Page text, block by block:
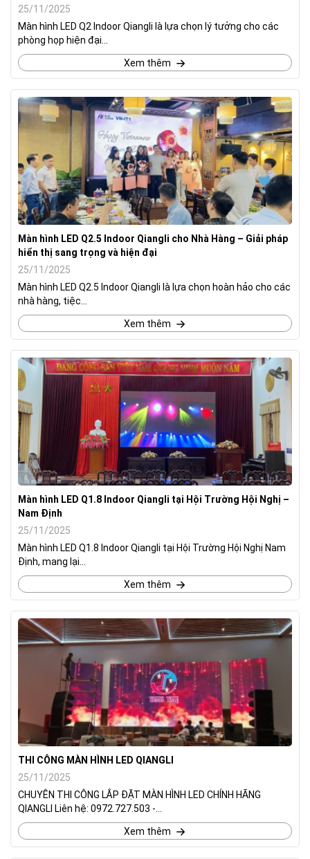
25/11/2025
Màn hình LED Q2 Indoor Qiangli là lựa chọn lý tưởng cho các
phòng họp hiện đại...
Xem thêm
Màn hình LED Q2.5 Indoor Qiangli cho Nhà Hàng – Giải pháp
hiển thị sang trọng và hiện đại
25/11/2025
Màn hình LED Q2.5 Indoor Qiangli là lựa chọn hoàn hảo cho các
nhà hàng, tiệc...
Xem thêm
Màn hình LED Q1.8 Indoor Qiangli tại Hội Trường Hội Nghị –
Nam Định
25/11/2025
Màn hình LED Q1.8 Indoor Qiangli tại Hội Trường Hội Nghị Nam
Định, mang lại...
Xem thêm
THI CÔNG MÀN HÌNH LED QIANGLI
25/11/2025
CHUYÊN THI CÔNG LẮP ĐẶT MÀN HÌNH LED CHÍNH HÃNG
QIANGLI Liên hệ: 0972.727.503 -...
Xem thêm